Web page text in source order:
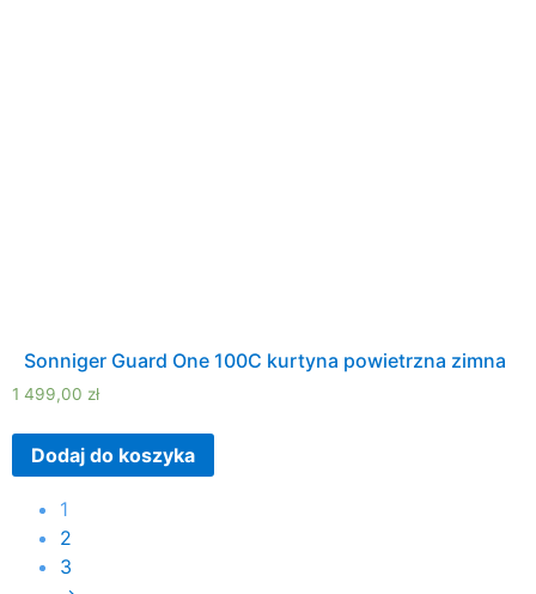
Sonniger Guard One 100C kurtyna powietrzna zimna
1 499,00 zł
Dodaj do koszyka
1
2
3